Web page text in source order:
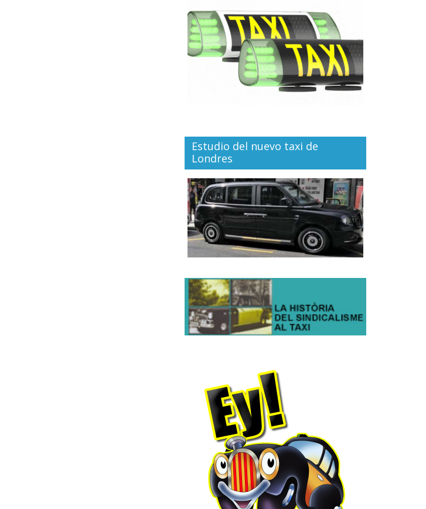
Estudio del nuevo taxi de
Londres